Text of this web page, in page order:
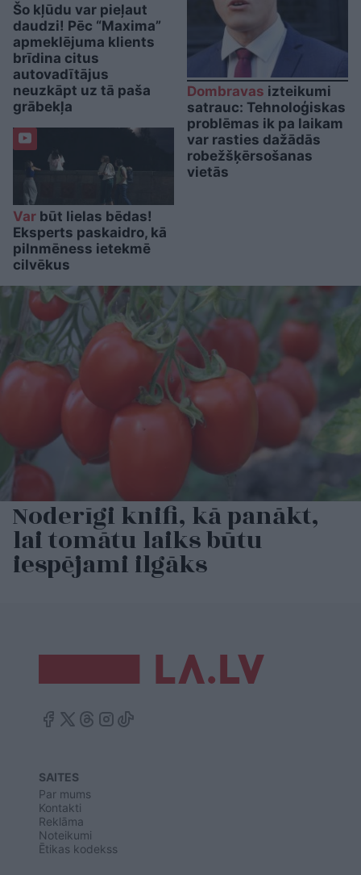
Šo kļūdu var pieļaut
daudzi! Pēc “Maxima”
apmeklējuma klients
brīdina citus
autovadītājus
neuzkāpt uz tā paša
grābekļa
Var būt lielas bēdas!
Eksperts paskaidro, kā
pilnmēness ietekmē
cilvēkus
Dombravas izteikumi
satrauc: Tehnoloģiskas
problēmas ik pa laikam
var rasties dažādās
robežšķērsošanas
vietās
Noderīgi knifi, kā panākt,
lai tomātu laiks būtu
iespējami ilgāks
SAITES
Par mums
Kontakti
Reklāma
Noteikumi
Ētikas kodekss